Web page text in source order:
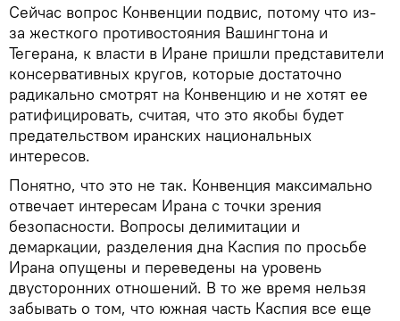
Сейчас вопрос Конвенции подвис, потому что из-
за жесткого противостояния Вашингтона и
Тегерана, к власти в Иране пришли представители
консервативных кругов, которые достаточно
радикально смотрят на Конвенцию и не хотят ее
ратифицировать, считая, что это якобы будет
предательством иранских национальных
интересов.
Понятно, что это не так. Конвенция максимально
отвечает интересам Ирана с точки зрения
безопасности. Вопросы делимитации и
демаркации, разделения дна Каспия по просьбе
Ирана опущены и переведены на уровень
двусторонних отношений. В то же время нельзя
забывать о том, что южная часть Каспия все еще